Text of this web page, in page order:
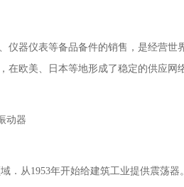
仪器仪表等备品备件的销售，是经营世
在欧美、日本等地形成了稳定的供应
动器
．从1953年开始给建筑工业提供震荡